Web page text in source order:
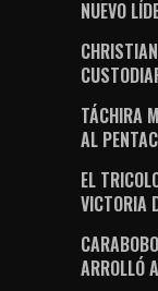
NUEVO
TÁCHIRA
AL
EL
VICTORIA
ARROLLÓ